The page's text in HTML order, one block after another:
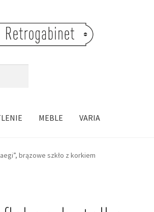
MEBLE VARIA
brązowe szkło z korkiem